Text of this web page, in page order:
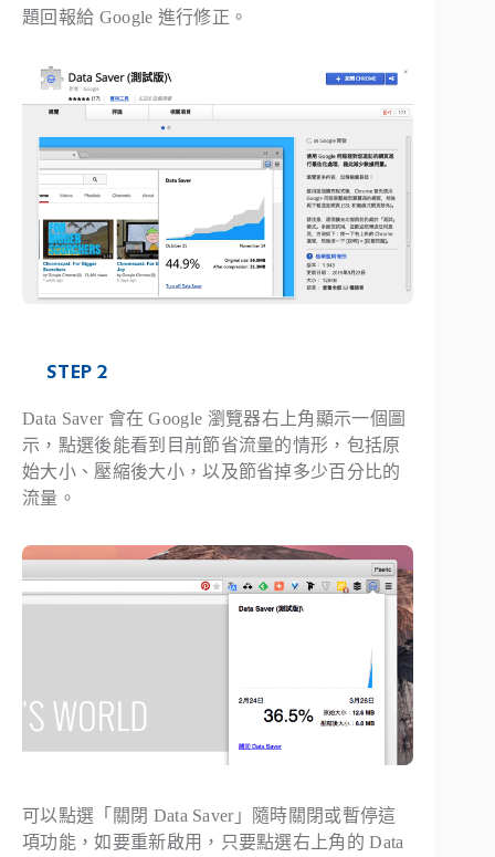
題回報給 Google 進行修正。
STEP 2
Data Saver 會在 Google 瀏覽器右上角顯示一個圖
示，點選後能看到目前節省流量的情形，包括原
始大小、壓縮後大小，以及節省掉多少百分比的
流量。
可以點選「關閉 Data Saver」隨時關閉或暫停這
項功能，如要重新啟用，只要點選右上角的 Data